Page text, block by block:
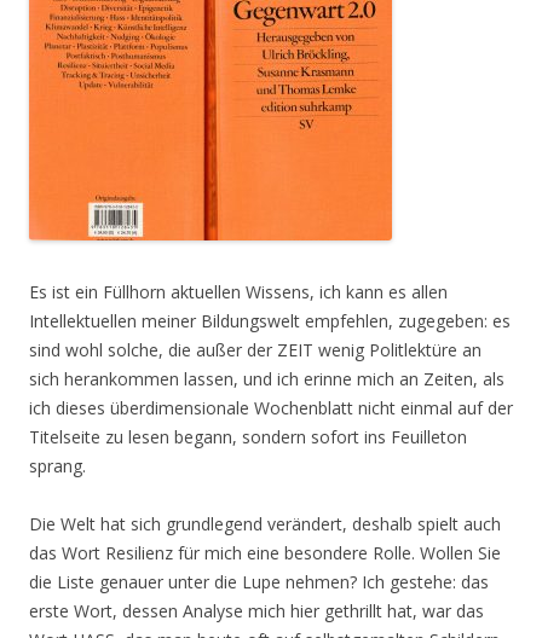
Es ist ein Füllhorn aktuellen Wissens, ich kann es allen
Intellektuellen meiner Bildungswelt empfehlen, zugegeben: es
sind wohl solche, die außer der ZEIT wenig Politlektüre an
sich herankommen lassen, und ich erinne mich an Zeiten, als
ich dieses überdimensionale Wochenblatt nicht einmal auf der
Titelseite zu lesen begann, sondern sofort ins Feuilleton
sprang.
Die Welt hat sich grundlegend verändert, deshalb spielt auch
das Wort Resilienz für mich eine besondere Rolle. Wollen Sie
die Liste genauer unter die Lupe nehmen? Ich gestehe: das
erste Wort, dessen Analyse mich hier gethrillt hat, war das